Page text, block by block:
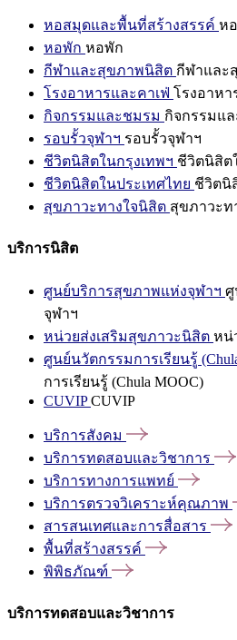
หอสมุดและพื้นที่สร้างสรรค์ ห
หอพัก หอพัก
กีฬาและสุขภาพนิสิต กีฬาและ
โรงอาหารและคาเฟ่ โรงอาหา
กิจกรรมและชมรม กิจกรรมแ
รอบรั้วจุฬาฯ รอบรั้วจุฬาฯ
ชีวิตนิสิตในกรุงเทพฯ ชีวิตนิสิต
ชีวิตนิสิตในประเทศไทย ชีวิตนิ
สุขภาวะทางใจนิสิต สุขภาวะท
บริการนิสิต
ศูนย์บริการสุขภาพแห่งจุฬาฯ ศู
จุฬาฯ
หน่วยส่งเสริมสุขภาวะนิสิต หน่
ศูนย์นวัตกรรมการเรียนรู้
การเรียนรู้ (Chula MOOC)
CUVIPCUVIP
บริการสังคม
บริการทดสอบและวิชาการ
บริการทางการแพทย์
บริการตรวจวิเคราะห์คุณภาพ
สารสนเทศและการสื่อสาร
พื้นที่สร้างสรรค์
พิพิธภัณฑ์
บริการทดสอบและวิชาการ